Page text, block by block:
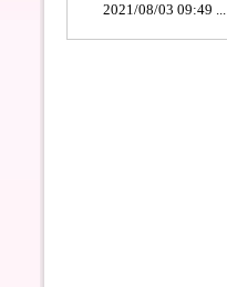
2021/08/03 09:49 ...